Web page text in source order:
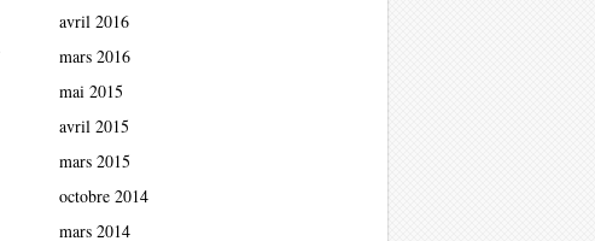
avril 2016
mars 2016
mai 2015
avril 2015
mars 2015
octobre 2014
mars 2014